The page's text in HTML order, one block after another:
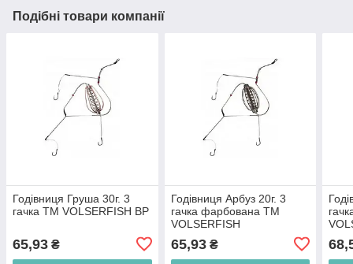
Подібні товари компанії
Годівниця Груша 30г. 3
гачка ТМ VOLSERFISH BP
65,93 ₴
Годівниця Арбуз 20г. 3
гачка фарбована ТМ
VOLSERFISH
65,93₴